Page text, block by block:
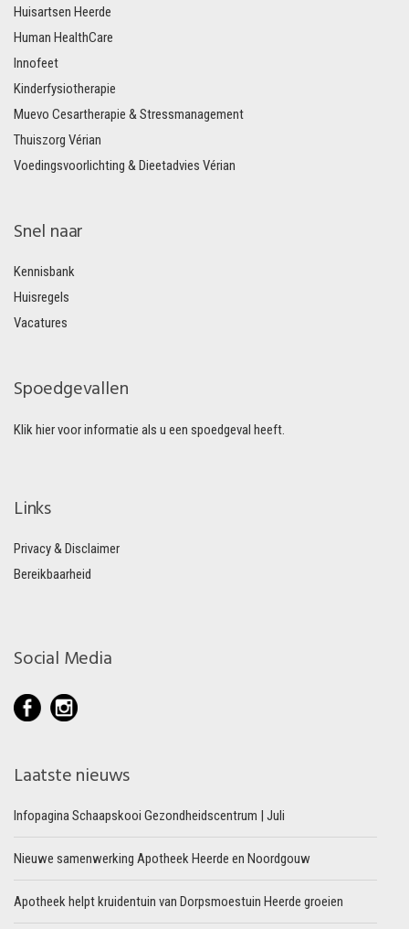
Huisartsen Heerde
Human HealthCare
Innofeet
Kinderfysiotherapie
Muevo Cesartherapie & Stressmanagement
Thuiszorg Vérian
Voedingsvoorlichting & Dieetadvies Vérian
Snel naar
Kennisbank
Huisregels
Vacatures
Spoedgevallen
Klik hier voor informatie als u een spoedgeval heeft.
Links
Privacy & Disclaimer
Bereikbaarheid
Social Media
Laatste nieuws
Infopagina Schaapskooi Gezondheidscentrum | Juli
Nieuwe samenwerking Apotheek Heerde en Noordgouw
Apotheek helpt kruidentuin van Dorpsmoestuin Heerde groeien